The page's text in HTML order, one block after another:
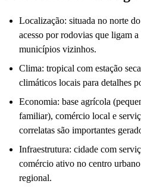
Localização: situada no norte
acesso por rodovias que ligam
municípios vizinhos.
Clima: tropical com estação
climáticos locais para detalhes
Economia: base agrícola
familiar), comércio local e
correlatas são importantes
Infraestrutura: cidade com
comércio ativo no centro
regional.